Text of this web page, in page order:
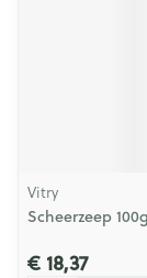
Vitry
Scheerzeep 100g
€ 18,37